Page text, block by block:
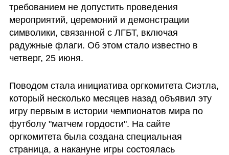
требованием не допустить проведения
мероприятий, церемоний и демонстрации
символики, связанной с ЛГБТ, включая
радужные флаги. Об этом стало известно в
четверг, 25 июня.
Поводом стала инициатива оргкомитета Сиэтла,
который несколько месяцев назад объявил эту
игру первым в истории чемпионатов мира по
футболу "матчем гордости". На сайте
оргкомитета была создана специальная
страница, а накануне игры состоялась